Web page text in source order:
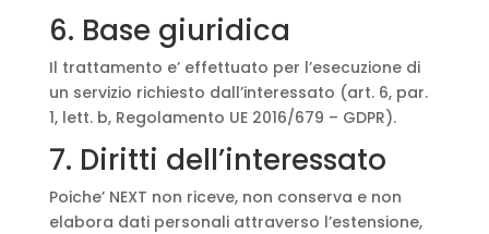
6. Base giuridica
Il trattamento e’ effettuato per l’esecuzione di
un servizio richiesto dall’interessato (art. 6, par.
1, lett. b, Regolamento UE 2016/679 – GDPR).
7. Diritti dell’interessato
Poiche’ NEXT non riceve, non conserva e non
elabora dati personali attraverso l’estensione,